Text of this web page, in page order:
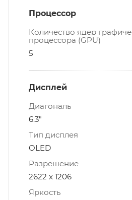
Процессор
Количество ядер
процессора (GPU)
5
Дисплей
Диагональ
6.3"
Тип дисплея
OLED
Разрешение
2622 x 1206
Яркость